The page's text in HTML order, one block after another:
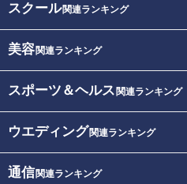
スクール関連ランキング
美容関連ランキング
スポーツ＆ヘルス 関連ランキング
ウエディング関連ランキング
通信関連ランキング